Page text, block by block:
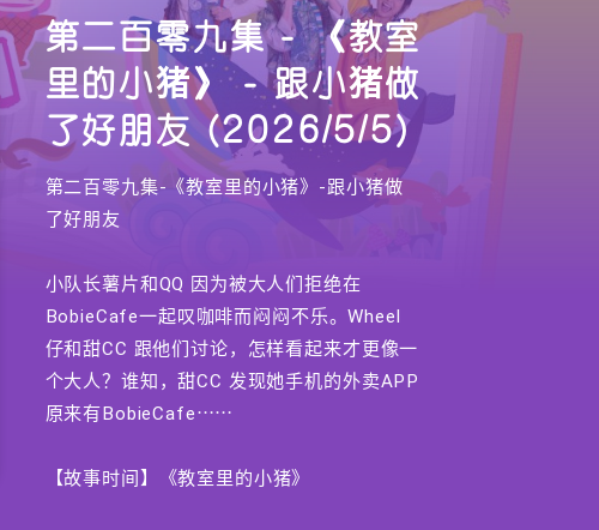
第二百零九集 - 《教室
里的小猪》 - 跟小猪做
了好朋友 (2026/5/5)
第二百零九集-《教室里的小猪》-跟小猪做
了好朋友
小队长薯片和QQ 因为被大人们拒绝在
BobieCafe一起叹咖啡而闷闷不乐。Wheel
仔和甜CC 跟他们讨论，怎样看起来才更像一
个大人？谁知，甜CC 发现她手机的外卖APP
原来有BobieCafe⋯⋯
【故事时间】《教室里的小猪》